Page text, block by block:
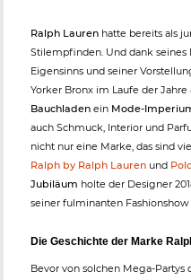
Ralph Lauren hatte bereits als
Stilempfinden. Und dank seines
Eigensinns und seiner
Yorker Bronx im Laufe der
Bauchladen ein Mode-
auch Schmuck, Interior und
nicht nur eine Marke, das sind
Ralph by Ralph Lauren und
Jubiläum holte der Designer
seiner fulminanten
Die Geschichte der Marke
Bevor von solchen Mega-